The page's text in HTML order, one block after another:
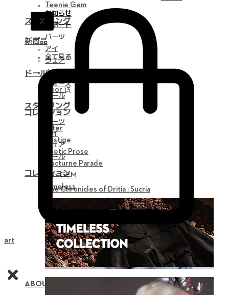
X
お知らせ
サポート
新商品
全て見る
ドール
Neor 13
スタイリング
パーツ
アイ
ウェア
ツール
コレクション
The Chronicles of Dritia : Sucria
ABOUT NEOR 13
Teenie Gem
スタイリング
パーツ
アイ
ウェア
ウィッグ
シューズ
ツール
コレクション
Alter
Vestige
Poetic Prose
Nocturne Parade
Myz GEM
Timeless